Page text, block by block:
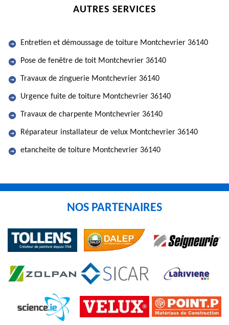
AUTRES SERVICES
Entretien et démoussage de toiture Montchevrier 36140
Pose de fenêtre de toit Montchevrier 36140
Travaux de zinguerie Montchevrier 36140
Urgence fuite de toiture Montchevrier 36140
Travaux de charpente Montchevrier 36140
Réparateur installateur de velux Montchevrier 36140
etancheite de toiture Montchevrier 36140
NOS PARTENAIRES